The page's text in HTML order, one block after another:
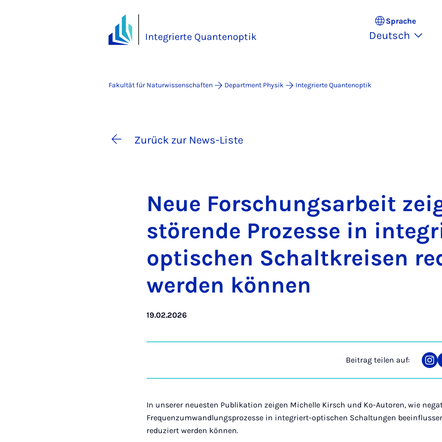
Integrierte Quantenoptik
Sprache
Deutsch
Fakultät für Naturwissenschaften Department Physik Integrierte Quantenoptik
Zurück zur News-Liste
Neue For­schungs­a­r­beit
stö­ren­de Pro­zes­se in
op­ti­schen Schalt­krei­sen
wer­den kön­nen
19.02.2026
Beitrag teilen auf:
auf
In unserer neuesten Publikation zeigen Michelle Kirsch und Ko-Autoren, wie
Frequenzumwandlungsprozesse in integriert-optischen Schaltungen
reduziert werden können.